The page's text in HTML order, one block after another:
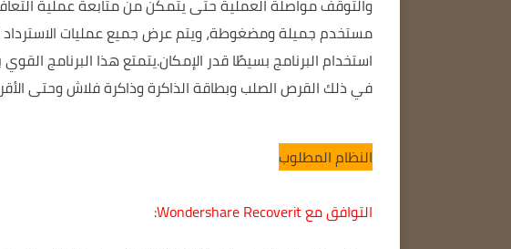
والتوقف مواصلة العملية حتى يتمكن من متابعة عملية
مستخدم جميلة ومضغوطة، ويتم عرض جميع عمليات
استخدام البرنامج بسيطًا قدر الإمكان.يتمتع هذا البرنامج
في ذلك القرص الصلب وبطاقة الذاكرة وذاكرة فلاش وحتى
النظام المطلوب
التوافق مع Wondershare Recoverit: